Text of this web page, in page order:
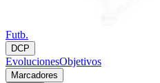
Futb.
DCP
EvolucionesObjetivos
Marcadores